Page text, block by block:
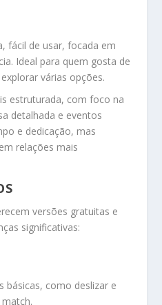
fácil de usar, focada em
Ideal para quem gosta de
várias opções.
estruturada, com foco na
detalhada e eventos
e dedicação, mas
relações mais
versões gratuitas e
significativas:
básicas, como deslizar e